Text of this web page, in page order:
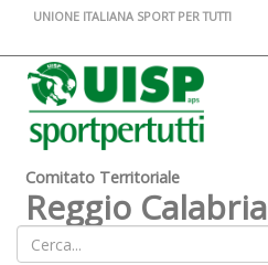
UNIONE ITALIANA SPORT PER TUTTI
Comitato Territoriale
Reggio Calabria